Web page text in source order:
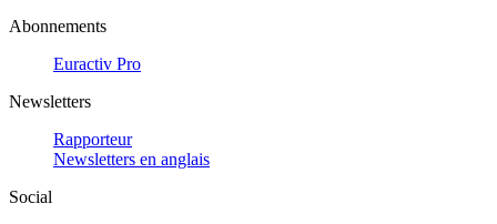
Abonnements
Euractiv Pro
Newsletters
Rapporteur
Newsletters en anglais
Social